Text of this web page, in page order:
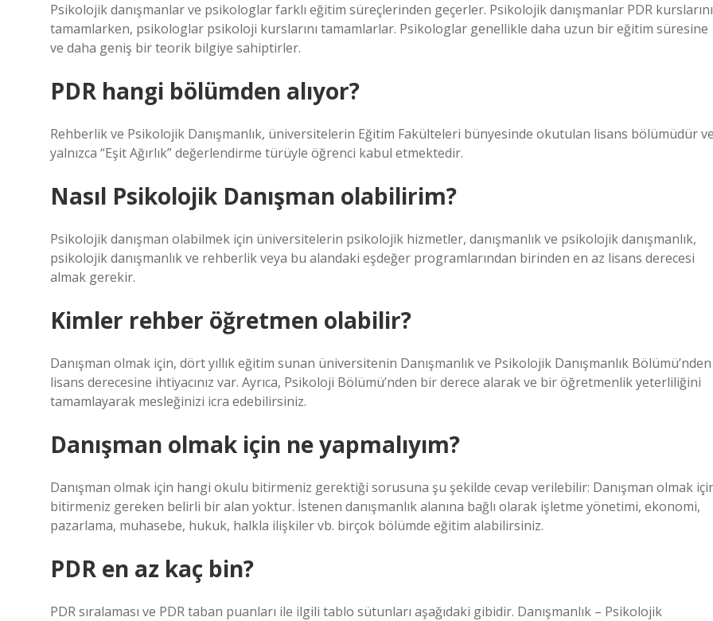
Psikolojik danışmanlar ve psikologlar farklı eğitim süreçlerinden geçerler. Psikolojik danışmanlar PDR kurslarını
tamamlarken, psikologlar psikoloji kurslarını tamamlarlar. Psikologlar genellikle daha uzun bir eğitim süresine
ve daha geniş bir teorik bilgiye sahiptirler.
PDR hangi bölümden alıyor?
Rehberlik ve Psikolojik Danışmanlık, üniversitelerin Eğitim Fakülteleri bünyesinde okutulan lisans bölümüdür
yalnızca “Eşit Ağırlık” değerlendirme türüyle öğrenci kabul etmektedir.
Nasıl Psikolojik Danışman olabilirim?
Psikolojik danışman olabilmek için üniversitelerin psikolojik hizmetler, danışmanlık ve psikolojik danışmanlık,
psikolojik danışmanlık ve rehberlik veya bu alandaki eşdeğer programlarından birinden en az lisans derecesi
almak gerekir.
Kimler rehber öğretmen olabilir?
Danışman olmak için, dört yıllık eğitim sunan üniversitenin Danışmanlık ve Psikolojik Danışmanlık Bölümü’nden
lisans derecesine ihtiyacınız var. Ayrıca, Psikoloji Bölümü’nden bir derece alarak ve bir öğretmenlik yeterliliğini
tamamlayarak mesleğinizi icra edebilirsiniz.
Danışman olmak için ne yapmalıyım?
Danışman olmak için hangi okulu bitirmeniz gerektiği sorusuna şu şekilde cevap verilebilir: Danışman olmak
bitirmeniz gereken belirli bir alan yoktur. İstenen danışmanlık alanına bağlı olarak işletme yönetimi, ekonomi,
pazarlama, muhasebe, hukuk, halkla ilişkiler vb. birçok bölümde eğitim alabilirsiniz.
PDR en az kaç bin?
PDR sıralaması ve PDR taban puanları ile ilgili tablo sütunları aşağıdaki gibidir. Danışmanlık – Psikolojik